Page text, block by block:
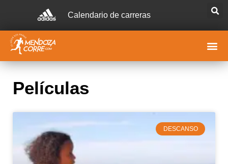
Calendario de carreras
Películas
DESCANSO